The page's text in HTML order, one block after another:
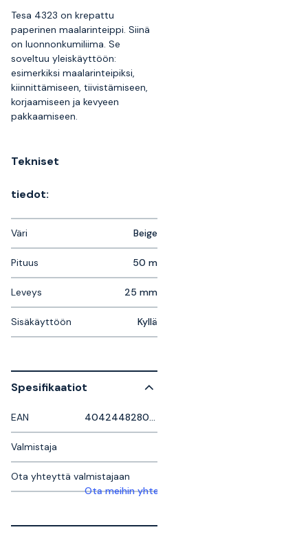
Tesa 4323 on krepattu
paperinen maalarinteippi. Siinä
on luonnonkumiliima. Se
soveltuu yleiskäyttöön:
esimerkiksi maalarinteipiksi,
kiinnittämiseen, tiivistämiseen,
korjaamiseen ja kevyeen
pakkaamiseen.
Tekniset
tiedot:
Väri Beige
Pituus 50 m
Leveys 25 mm
Sisäkäyttöön Kyllä
Spesifikaatiot
EAN
Valmistaja
Ota yhteyttä valmistajaan
Ota meihin yhteyttä saadaksesi lisätietoja